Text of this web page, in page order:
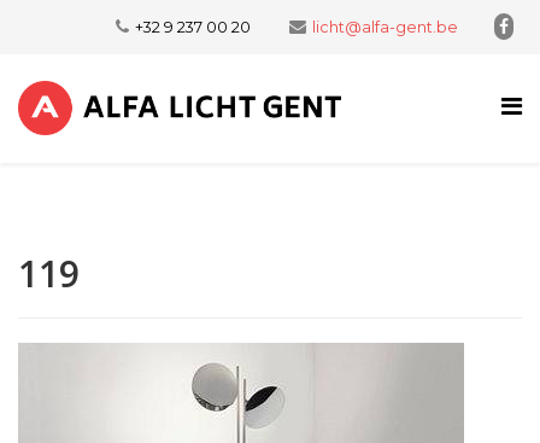
+32 9 237 00 20 licht@alfa-gent.be
119